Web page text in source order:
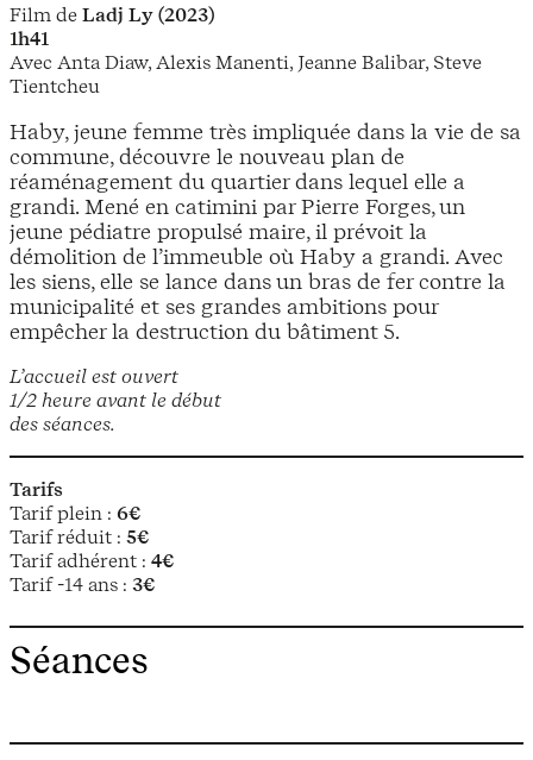
L’accueil est ouvert
1/2 heure avant le début
des séances.
Tarifs
Tarif plein : 6€
Tarif réduit : 5€
Tarif adhérent : 4€
Tarif -14 ans : 3€
Film de Ladj Ly (2023)
1h41
Avec Anta Diaw, Alexis Manenti, Jeanne Balibar, Steve
Tientcheu
Haby, jeune femme très impliquée dans la vie de sa
commune, découvre le nouveau plan de
réaménagement du quartier dans lequel elle a
grandi. Mené en catimini par Pierre Forges, un
jeune pédiatre propulsé maire, il prévoit la
démolition de l’immeuble où Haby a grandi. Avec
les siens, elle se lance dans un bras de fer contre la
municipalité et ses grandes ambitions pour
empêcher la destruction du bâtiment 5.
Séances